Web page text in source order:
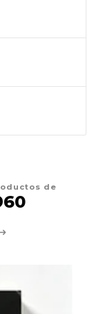
de